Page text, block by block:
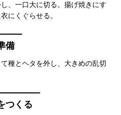
、一口大に切る。揚げ焼きにす
にくぐらせる。
備
種とヘタを外し、大きめの乱切
つくる